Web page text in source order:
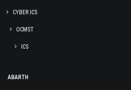
CYBER ICS
OCMST
ICS
ABARTH